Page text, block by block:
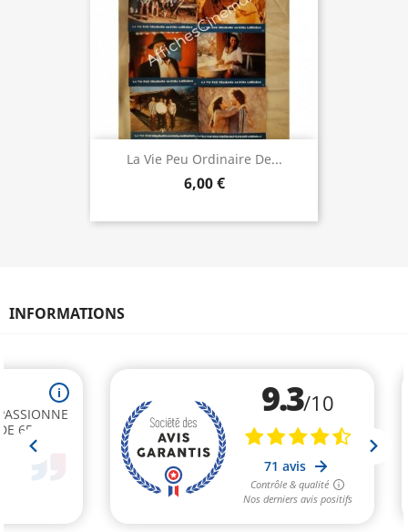
La Vie Peu Ordinaire De...
6,00 €
INFORMATIONS